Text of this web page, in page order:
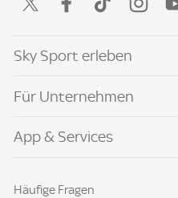
Sky Sport erleben
Für Unternehmen
App & Services
Häufige Fragen